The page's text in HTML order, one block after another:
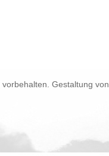
Gestaltung von